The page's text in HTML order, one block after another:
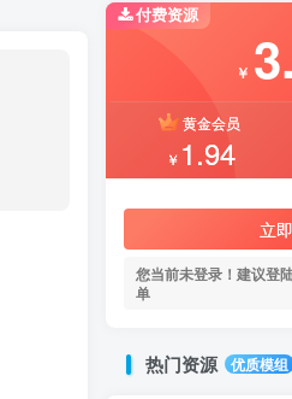
付费资源
￥
黄金会员
￥ 1.94
立
您当前未登录！建议登
单
热门资源 优质模组